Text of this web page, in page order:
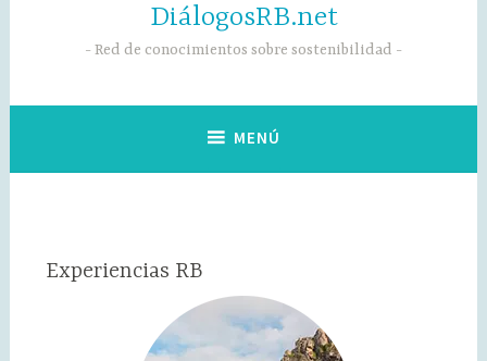
DiálogosRB.net
Red de conocimientos sobre sostenibilidad
MENÚ
Experiencias RB